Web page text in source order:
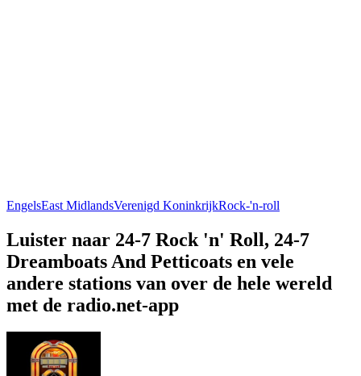
EngelsEast MidlandsVerenigd KoninkrijkRock-'n-roll
Luister naar 24-7 Rock 'n' Roll, 24-7
Dreamboats And Petticoats en vele
andere stations van over de hele wereld
met de radio.net-app